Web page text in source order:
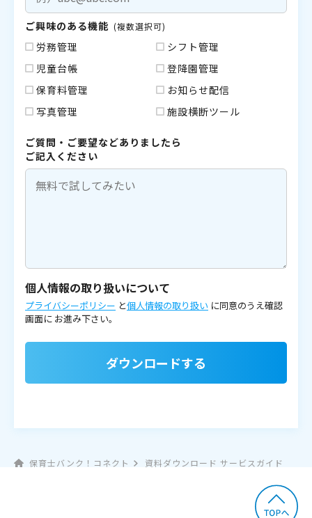
ご興味のある機能 (複数選択可)
労務管理
シフト管理
児童台帳
登降園管理
保育料管理
お知らせ配信
写真管理
施設横断ツール
ご質問・ご要望などありましたら
ご記入ください
個人情報の取り扱いについて
プライバシーポリシー と個人情報の取り扱い に同意のうえ確認
画面に お進み下さい。
ダウンロードする
保育士バンク！コネクト 資料ダウンロード サービスガイド